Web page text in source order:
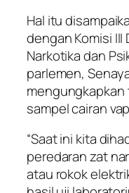
Hal itu
dengan Komisi III
Narkotika dan
parlemen,
mengungkapkan
sampel cairan
“Saat ini kita
peredaran zat
atau rokok